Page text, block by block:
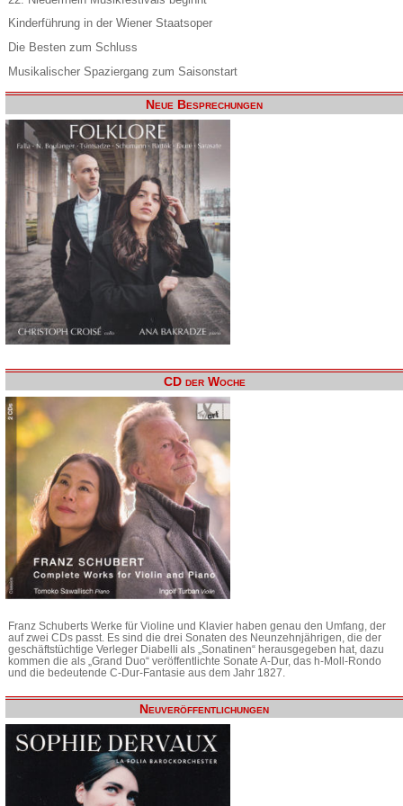
Kinderführung in der Wiener Staatsoper
Die Besten zum Schluss
Musikalischer Spaziergang zum Saisonstart
Neue Besprechungen
CD der Woche
Franz Schuberts Werke für Violine und Klavier haben genau den Umfang, der
auf zwei CDs passt. Es sind die drei Sonaten des Neunzehnjährigen, die der
geschäftstüchtige Verleger Diabelli als „Sonatinen“ herausgegeben hat, dazu
kommen die als „Grand Duo“ veröffentlichte Sonate A-Dur, das h-Moll-Rondo
und die bedeutende C-Dur-Fantasie aus dem Jahr 1827.
Neuveröffentlichungen